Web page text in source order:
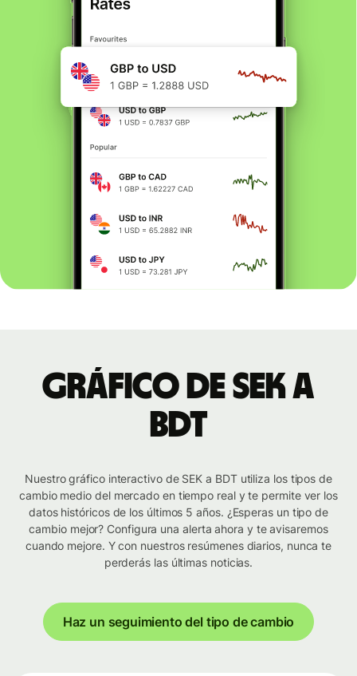
Gráfico de SEK a
BDT
Nuestro gráfico interactivo de SEK a BDT utiliza los tipos de
cambio medio del mercado en tiempo real y te permite ver los
datos históricos de los últimos 5 años. ¿Esperas un tipo de
cambio mejor? Configura una alerta ahora y te avisaremos
cuando mejore. Y con nuestros resúmenes diarios, nunca te
perderás las últimas noticias.
Haz un seguimiento del tipo de cambio